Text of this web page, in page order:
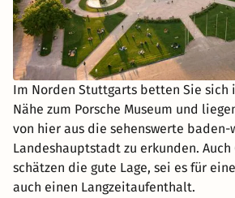
Im Norden Stuttgarts betten Sie
Nähe zum Porsche Museum und
von hier aus die sehenswerte
Landeshauptstadt zu erkunden. Auch
schätzen die gute Lage, sei es für
auch einen Langzeitaufenthalt.